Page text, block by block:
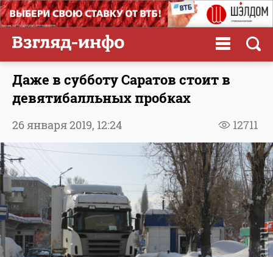
Даже в субботу Саратов стоит в
девятибалльных пробках
12711
26 января 2019, 12:24